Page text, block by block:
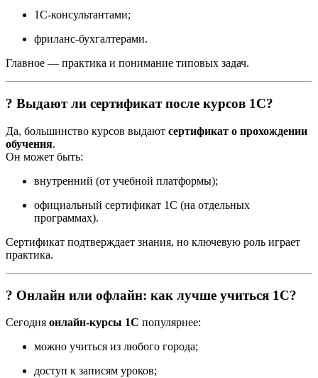
1С-консультантами;
фриланс-бухгалтерами.
Главное — практика и понимание типовых задач.
? Выдают ли сертификат после курсов 1С?
Да, большинство курсов выдают сертификат о прохождении
обучения.
Он может быть:
внутренний (от учебной платформы);
официальный сертификат 1С (на отдельных
программах).
Сертификат подтверждает знания, но ключевую роль играет
практика.
? Онлайн или офлайн: как лучше учиться 1С?
Сегодня онлайн-курсы 1С популярнее:
можно учиться из любого города;
доступ к записям уроков;